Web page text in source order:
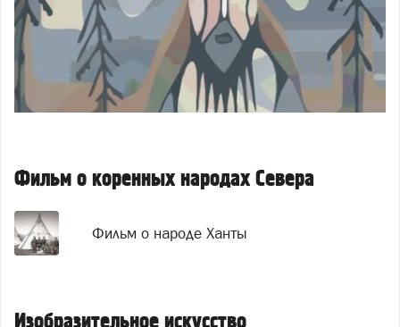
Фильм о коренных народах Севера
Фильм о народе Ханты
Изобразительное искусство